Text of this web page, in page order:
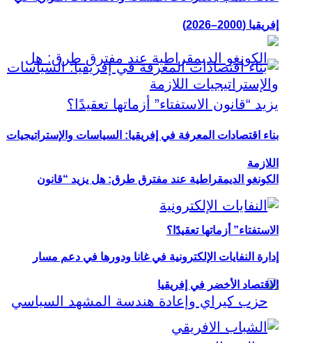
الكونغو الديمقراطية عند مفترق طرق: هل يزيد “قانون
الاستفتاء” أزماتها تعقيدًا؟
إفريقيا (2000–2026)
بناء اقتصادات المعرفة في إفريقيا: السياسات والإستراتيجيات
اللازمة
إدارة النفايات الإلكترونية في غانا ودورها في دعم مسار
الاقتصاد الأخضر في إفريقيا